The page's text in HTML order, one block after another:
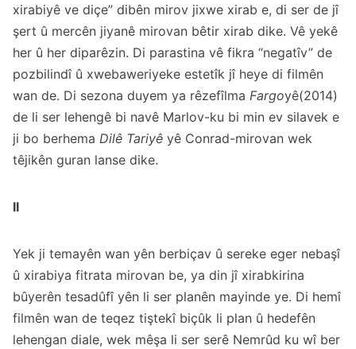
xirabiyê ve diçe” dibên mirov jixwe xirab e, di ser de jî
şert û mercên jiyanê mirovan bêtir xirab dike. Vê yekê
her û her diparêzin. Di parastina vê fikra “negatîv” de
pozbilindî û xwebaweriyeke estetîk jî heye di filmên
wan de. Di sezona duyem ya rêzefîlma Fargoyê(2014)
de li ser lehengê bi navê Marlov-ku bi min ev silavek e
ji bo berhema Dilê Tariyê yê Conrad-mirovan wek
têjikên guran lanse dike.
II
Yek ji temayên wan yên berbiçav û sereke eger nebaşî
û xirabiya fitrata mirovan be, ya din jî xirabkirina
bûyerên tesadûfî yên li ser planên mayinde ye. Di hemî
filmên wan de teqez tiştekî biçûk li plan û hedefên
lehengan diale, wek mêşa li ser serê Nemrûd ku wî ber